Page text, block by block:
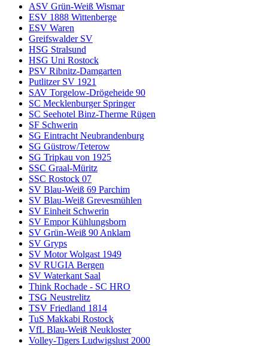
ASV Grün-Weiß Wismar
ESV 1888 Wittenberge
ESV Waren
Greifswalder SV
HSG Stralsund
HSG Uni Rostock
PSV Ribnitz-Damgarten
Putlitzer SV 1921
SAV Torgelow-Drögeheide 90
SC Mecklenburger Springer
SC Seehotel Binz-Therme Rügen
SF Schwerin
SG Eintracht Neubrandenburg
SG Güstrow/Teterow
SG Tripkau von 1925
SSC Graal-Müritz
SSC Rostock 07
SV Blau-Weiß 69 Parchim
SV Blau-Weiß Grevesmühlen
SV Einheit Schwerin
SV Empor Kühlungsborn
SV Grün-Weiß 90 Anklam
SV Gryps
SV Motor Wolgast 1949
SV RUGIA Bergen
SV Waterkant Saal
Think Rochade - SC HRO
TSG Neustrelitz
TSV Friedland 1814
TuS Makkabi Rostock
VfL Blau-Weiß Neukloster
Volley-Tigers Ludwigslust 2000